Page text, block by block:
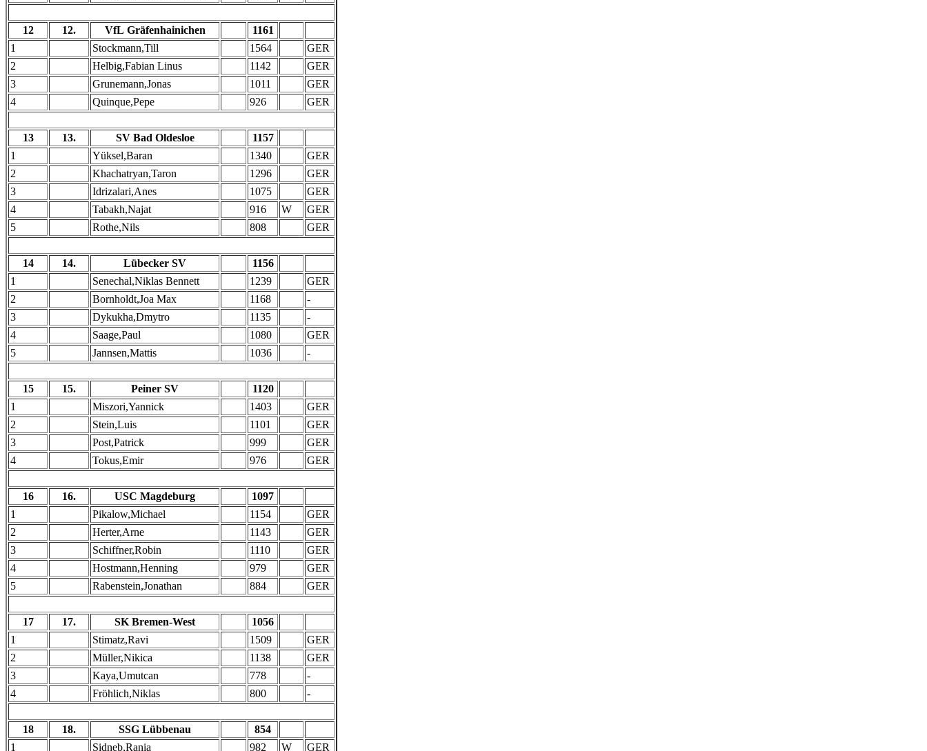
12 12. VfL Gräfenhainichen
1161
1
Stockmann,Till 1564
GER
2
Helbig,Fabian Linus 1142
GER
3
Grunemann,Jonas 1011
GER
4
Quinque,Pepe 926 GER
13 13. SV Bad Oldesloe
1157
1
Yüksel,Baran 1340
GER
2
Khachatryan,Taron 1296
GER
3
Idrizalari,Anes 1075
GER
4
Tabakh,Najat 916 W
GER
5
Rothe,Nils 808 GER
14 14. Lübecker SV
1156
1
Senechal,Niklas Bennett 1239
GER
2
Bornholdt,Joa Max 1168
-
3
Dykukha,Dmytro 1135
-
4
Saage,Paul 1080
GER
5
Jannsen,Mattis 1036 -
15 15. Peiner SV
1120
1
Miszori,Yannick 1403
GER
2
Stein,Luis 1101
GER
3
Post,Patrick 999
GER
4
Tokus,Emir 976 GER
16 16. USC Magdeburg
1097
1
Pikalow,Michael 1154
GER
2
Herter,Arne 1143
GER
3
Schiffner,Robin 1110
GER
4
Hostmann,Henning 979
GER
5
Rabenstein,Jonathan 884 GER
17 17. SK Bremen-West
1056
1
Stimatz,Ravi 1509
GER
2
Müller,Nikica 1138
GER
3
Kaya,Umutcan 778
-
4
Fröhlich,Niklas 800 -
18 18. SSG Lübbenau
854
1
Sidneb,Rania 982 W GER